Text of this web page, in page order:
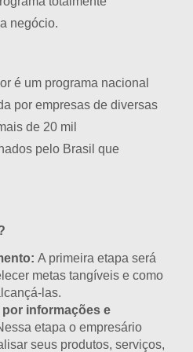
negócio.
é um programa nacional
por empresas de diversas
de 20 mil
pelo Brasil que
A primeira etapa será
metas tangíveis e como
las.
informações e
etapa o empresário
seus produtos, serviços,